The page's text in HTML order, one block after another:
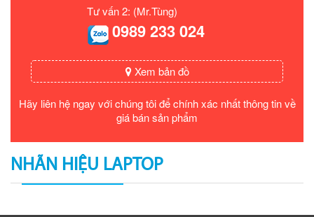
Tư vấn 2: (Mr.Tùng)
0989 233 024
Xem bản đồ
Hãy liên hệ ngay với chúng tôi để chính xác nhất thông tin về
giá bán sản phẩm
NHÃN HIỆU LAPTOP